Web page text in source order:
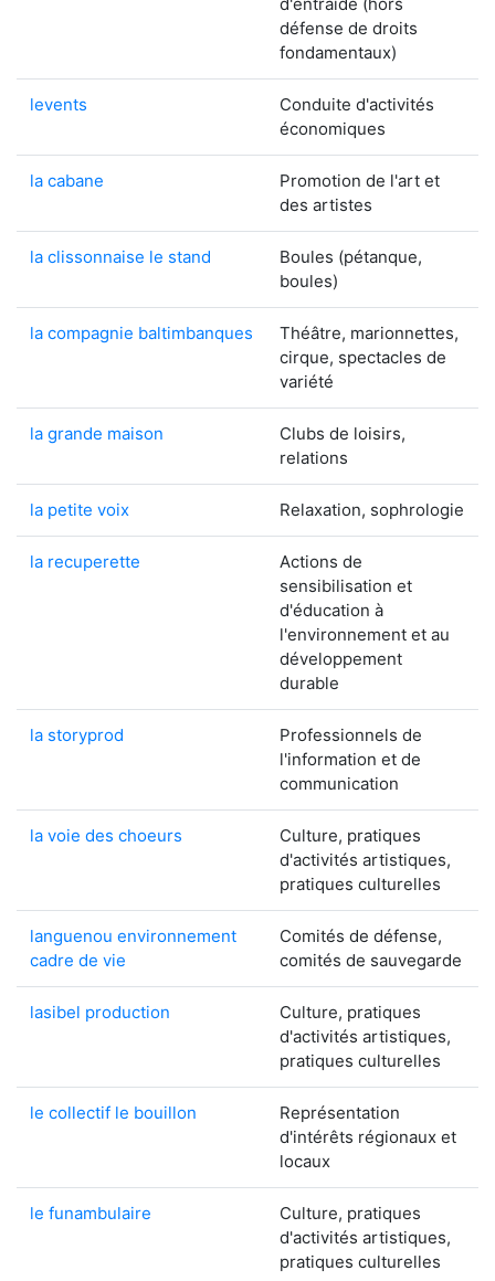
défense de droits
fondamentaux)
levents
Conduite d'activités
économiques
la cabane
Promotion de l'art et
des artistes
la clissonnaise le stand
Boules (pétanque,
boules)
la compagnie baltimbanques
Théâtre, marionnettes,
cirque, spectacles de
variété
la grande maison
Clubs de loisirs,
relations
la petite voix Relaxation, sophrologie
la recuperette
Actions de
sensibilisation et
d'éducation à
l'environnement et au
développement
durable
la storyprod
Professionnels de
l'information et de
communication
la voie des choeurs
Culture, pratiques
d'activités artistiques,
pratiques culturelles
languenou environnement
cadre de vie
Comités de défense,
comités de sauvegarde
lasibel production
Culture, pratiques
d'activités artistiques,
pratiques culturelles
le collectif le bouillon
Représentation
d'intérêts régionaux et
locaux
le funambulaire
Culture, pratiques
d'activités artistiques,
pratiques culturelles